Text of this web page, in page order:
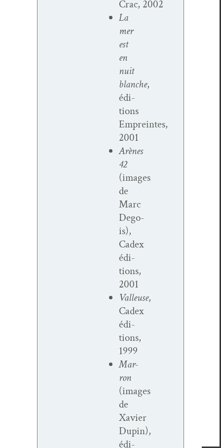
Crac, 2002
La
mer
est
en
nuit
blanche,
édi­
tions
Empreintes,
2001
Arènes
42
(images
de
Marc
Dego­
is),
Cadex
édi­
tions,
2001
Valleuse,
Cadex
édi­
tions,
1999
Mar­
ron
(images
de
Xavier
Dupin),
édi­